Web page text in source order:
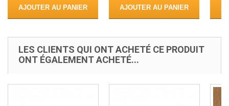
AJOUTER AU PANIER AJOUTER AU PANIER
LES CLIENTS QUI ONT ACHETÉ CE PRODUIT
ONT ÉGALEMENT ACHETÉ...